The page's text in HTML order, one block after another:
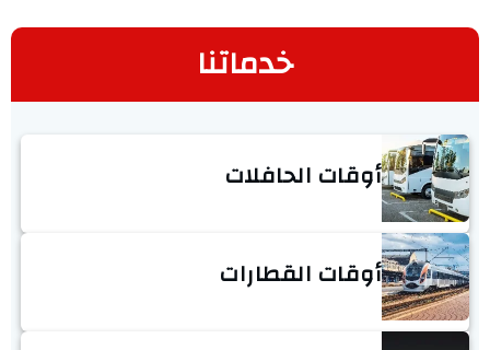
خدماتنا
أوقات الحافلات
أوقات القطارات